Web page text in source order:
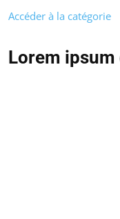
Accéder à la catégorie
Lorem